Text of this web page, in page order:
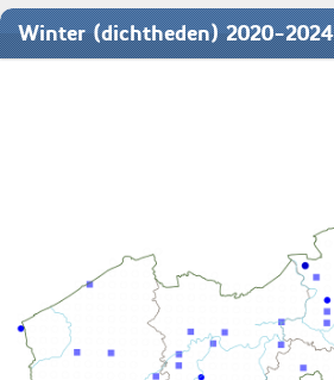
Winter (dichtheden) 2020-2024